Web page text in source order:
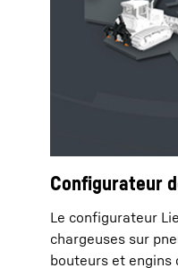
Configurateur
Le configurateur
chargeuses sur
bouteurs et engins